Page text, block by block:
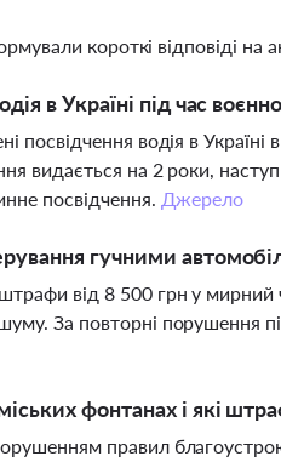
короткі відповіді на
в Україні під час
посвідчення водія в
видається на 2 роки,
посвідчення. Джерело
гучними
від 8 500 грн у мирний
За повторні порушення
фонтанах і які
правил